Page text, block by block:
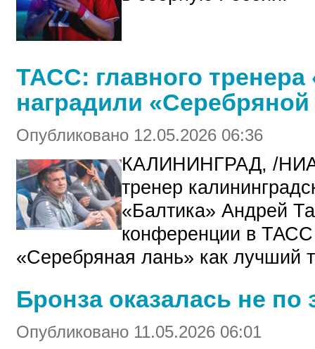
ТАСС: главного
наградили
Опубликовано 12.05.2026 06:36
КАЛИНИНГРАД, /
тренер
«Балтика» Андрей
конференции в
«Серебряная лань» как лучший
Бронза оказалась не по
Опубликовано 11.05.2026 06:01